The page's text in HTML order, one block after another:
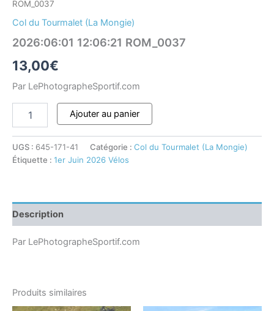
ROM_0037
Col du Tourmalet (La Mongie)
2026:06:01 12:06:21 ROM_0037
13,00€
Par LePhotographeSportif.com
Ajouter au panier
UGS : 645-171-41 Catégorie : Col du Tourmalet (La Mongie)
Étiquette : 1er Juin 2026 Vélos
Description
Par LePhotographeSportif.com
Produits similaires